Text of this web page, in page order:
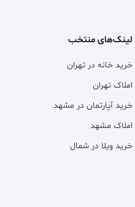
لینک‌های منتخب
خرید خانه در تهران
املاک تهران
خرید آپارتمان در مشهد
املاک مشهد
خرید ویلا در شمال